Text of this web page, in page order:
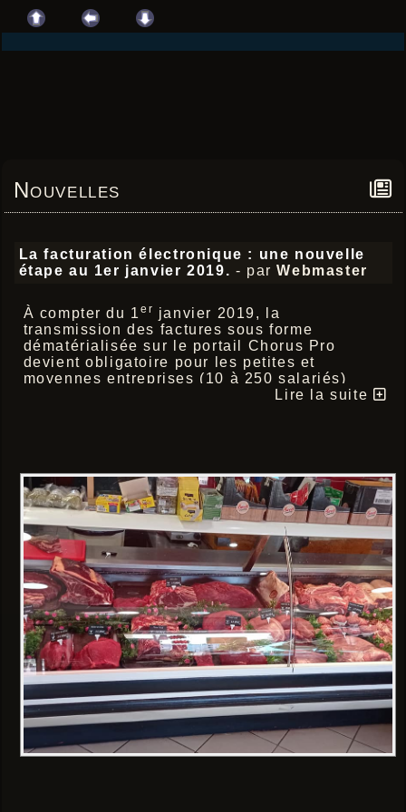
Nouvelles
La facturation électronique : une nouvelle
étape au 1er janvier 2019. - parWebmaster
À compter du 1 er janvier 2019, la
transmission des factures sous forme
dématérialisée sur le portail Chorus Pro
devient obligatoire pour les petites et
moyennes entreprises (10 à 250 salariés)
fournisseurs du secteur public (Etat,
intermédiaire (250 à 5.000 salariés) et depuis
2017 pour celles de plus de 5.000 salariés.
L'obligation concernera enfin, au 1er janvier
2020, les très petites entreprises (moins de
10 salariés).
Le portail Internet Chorus Pro mis à votre
disposition par l'administration permet de
dématérialiser facilement, gratuitement et de
façon sécurisée vos factures à destination de
vos clients du secteur public. Le cap
symbolique de 20 millions de factures
dématérialisées déposées sur Chorus Pro a
été franchi cet été.
Vous comptez sans doute, vous aussi, parmi
vos clients, des collectivités locales, des
ministères ou des hôpitaux. Alors n'attendez
plus pour réduire votre charge administrative
Lire la suite